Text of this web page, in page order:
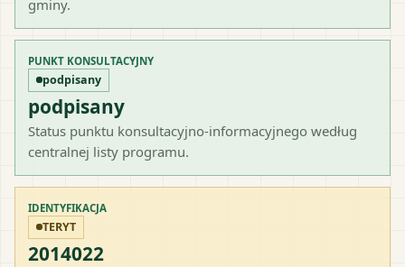
gminy.
PUNKT KONSULTACYJNY
podpisany
podpisany
Status punktu konsultacyjno-informacyjnego według
centralnej listy programu.
IDENTYFIKACJA
TERYT
2014022